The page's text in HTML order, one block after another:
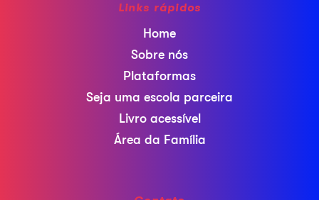
Links rápidos
Home
Sobre nós
Plataformas
Seja uma escola parceira
Livro acessível
Área da Família